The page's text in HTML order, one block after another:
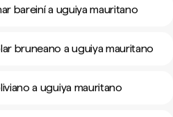
bareiní a uguiya mauritano
bruneano a uguiya mauritano
a uguiya mauritano